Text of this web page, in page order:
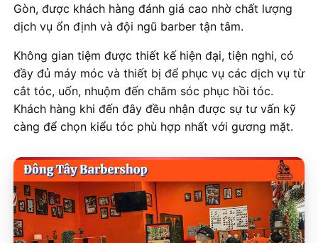
Gòn, được khách hàng đánh giá cao nhờ chất lượng
dịch vụ ổn định và đội ngũ barber tận tâm.
Không gian tiệm được thiết kế hiện đại, tiện nghi, có
đầy đủ máy móc và thiết bị để phục vụ các dịch vụ từ
cắt tóc, uốn, nhuộm đến chăm sóc phục hồi tóc.
Khách hàng khi đến đây đều nhận được sự tư vấn kỹ
càng để chọn kiểu tóc phù hợp nhất với gương mặt.